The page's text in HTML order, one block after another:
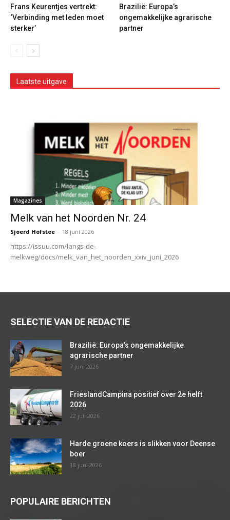
Frans Keurentjes vertrekt:
‘Verbinding met leden moet
sterker’
Brazilië: Europa’s
ongemakkelijke agrarische
partner
Laatste uitgave
Magazines
Melk van het Noorden Nr. 24
Sjoerd Hofstee - 18 juni 2026
https://issuu.com/langs-de-
melkweg/docs/melk_van_het_noorden_xxiv_juni_2026
SELECTIE VAN DE REDACTIE
Brazilië: Europa’s ongemakkelijke
agrarische partner
7 juni 2026
FrieslandCampina positief over 2e helft
2026
22 juli 2026
Harde groene koers is slikken voor Deense
boer
18 juni 2026
POPULAIRE BERICHTEN